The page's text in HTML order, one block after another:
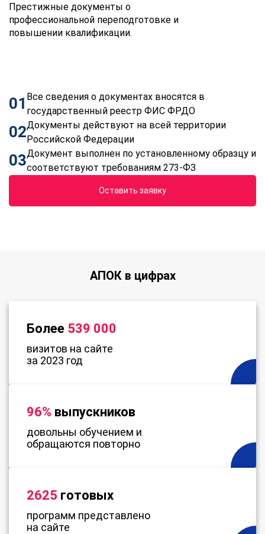
Престижные документы о
профессиональной переподготовке и
повышении квалификации.
01 Все сведения о документах вносятся в
государственный реестр ФИС ФРДО
02Документы действуют на всей территории
Российской Федерации
03Документ выполнен по установленному образцу и
соответствуют требованиям 273-ФЗ
Оставить заявку
АПОК в цифрах
Более 539 000
визитов на сайте
за 2023 год
96% выпускников
довольны обучением и
обращаются повторно
2625 готовых
программ представлено
на сайте